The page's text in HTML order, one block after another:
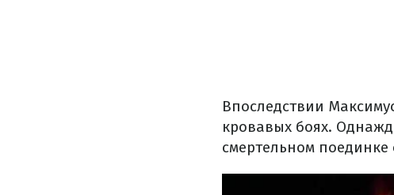
Впоследствии
кровавых боях.
смертельном